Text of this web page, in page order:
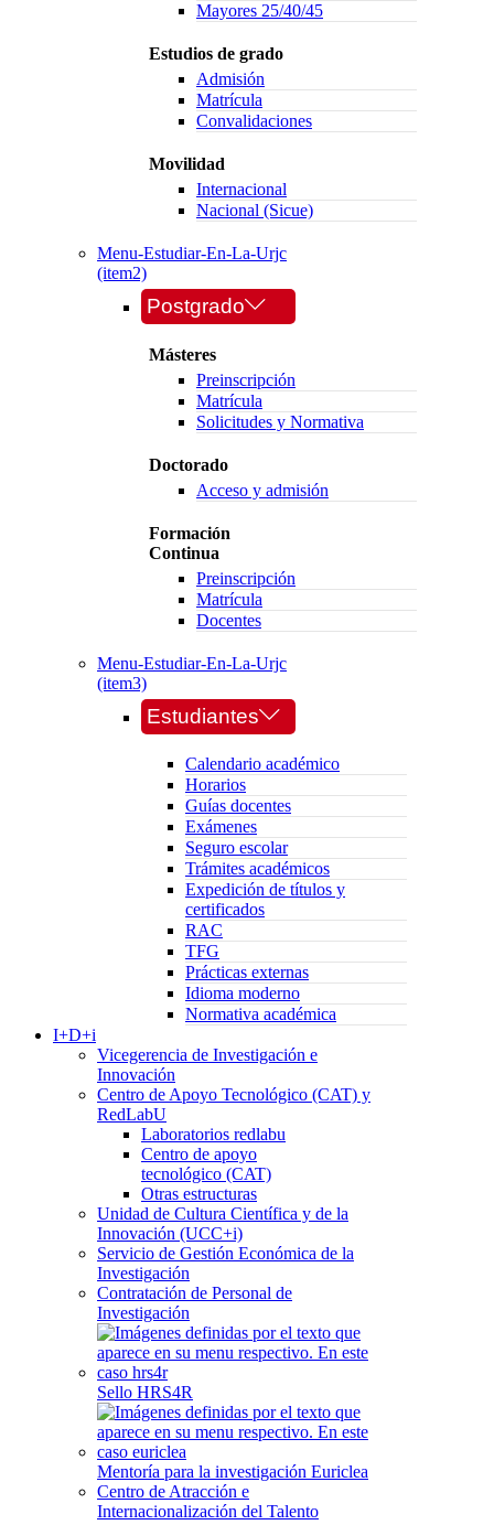
Mayores 25/40/45
Estudios de grado
Admisión
Matrícula
Convalidaciones
Movilidad
Internacional
Nacional (Sicue)
Menu-Estudiar-En-La-Urjc
(item2)
Postgrado
Másteres
Preinscripción
Matrícula
Solicitudes y Normativa
Doctorado
Acceso y admisión
Formación
Continua
Preinscripción
Matrícula
Docentes
Menu-Estudiar-En-La-Urjc
(item3)
Estudiantes
Calendario académico
Horarios
Guías docentes
Exámenes
Seguro escolar
Trámites académicos
Expedición de títulos y
certificados
RAC
TFG
Prácticas externas
Idioma moderno
Normativa académica
I+D+i
Vicegerencia de Investigación e
Innovación
Centro de Apoyo Tecnológico (CAT) y
RedLabU
Laboratorios redlabu
Centro de apoyo
tecnológico (CAT)
Otras estructuras
Unidad de Cultura Científica y de la
Innovación (UCC+i)
Servicio de Gestión Económica de la
Investigación
Contratación de Personal de
Investigación
Sello HRS4R
Mentoría para la investigación Euriclea
Centro de Atracción e
Internacionalización del Talento